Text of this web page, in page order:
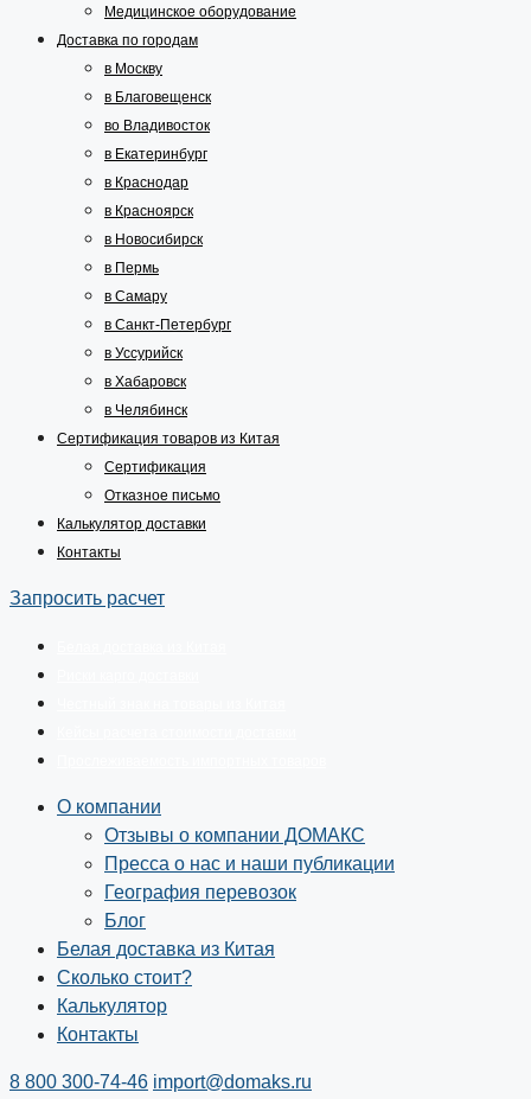
Медицинское оборудование
Доставка по городам
в Москву
в Благовещенск
во Владивосток
в Екатеринбург
в Краснодар
в Красноярск
в Новосибирск
в Пермь
в Самару
в Санкт-Петербург
в Уссурийск
в Хабаровск
в Челябинск
Сертификация товаров из Китая
Сертификация
Отказное письмо
Калькулятор доставки
Контакты
Запросить расчет
О компании
Отзывы о компании ДОМАКС
Пресса о нас и наши публикации
География перевозок
Блог
Белая доставка из Китая
Сколько стоит?
Калькулятор
Контакты
8 800 300-74-46 import@domaks.ru